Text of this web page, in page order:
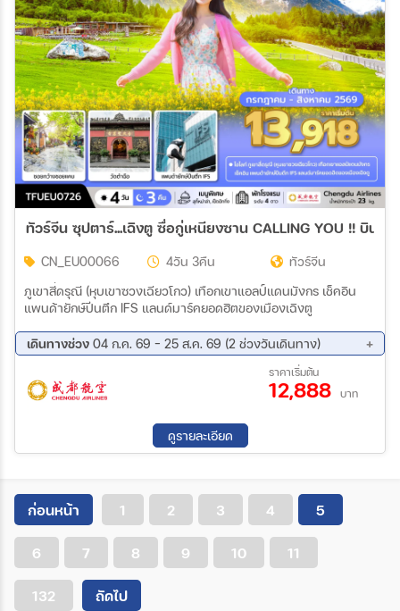
ทัวร์จีน ซุปตาร์...
CN_EU00066 4วัน 3คืน
ทัวร์จีน
ภูเขาสี่ดรุณี (หุบเขาซวงเฉียวโกว) เทือกเขาแอลป์แดนมังกร เช็คอิน
แพนด้ายักษ์ปีนตึก IFS แลนด์มาร์คยอดฮิตของเมืองเฉิงตู
เดินทางช่วง 04 ก.ค. 69 - 25 ส.ค. 69 (2 ช่วงวันเดินทาง)
22 ส.ค. 69 - 25 ส.ค. 69
ราคาเริ่มต้น
12,888 บาท
ดูรายละเอียด
ก่อนหน้า 1 2 3 4 5
6 7 8 9 10 11
132 ถัดไป